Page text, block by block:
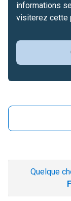
informations
visiterez cette
Quelque